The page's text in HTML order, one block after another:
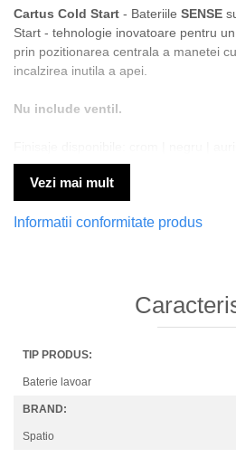
Cartus Cold Start - Bateriile SENSE
Start - tehnologie inovatoare pentru
prin pozitionarea centrala a manetei
incalzirea inutila a apei.
Nu include ventil.
Vezi mai mult
Informatii conformitate produs
TIP PRODUS:
Baterie lavoar
BRAND:
Spatio